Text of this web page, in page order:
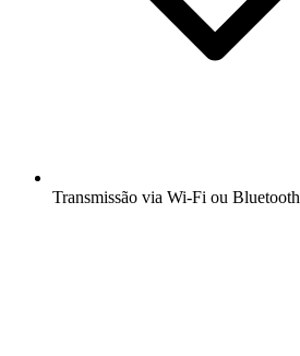
Transmissão via Wi-Fi ou Bluetooth